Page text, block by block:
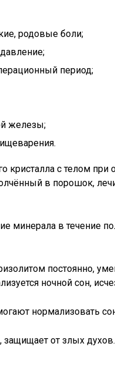
родовые боли;
период;
железы;
кристалла с телом
в порошок,
минерала в течение
постоянно,
ночной сон,
нормализовать
защищает от злых